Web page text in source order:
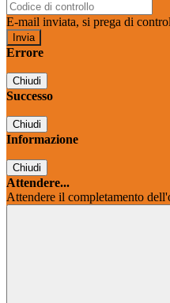
E-mail inviata, si prega di
Errore
Chiudi
Successo
Chiudi
Informazione
Chiudi
Attendere...
Attendere il completamento